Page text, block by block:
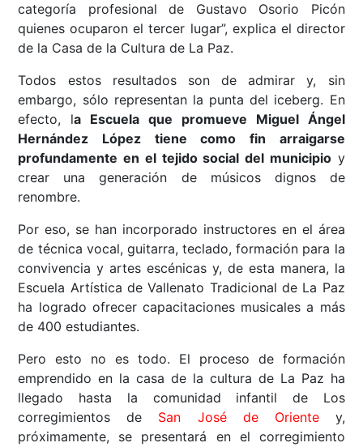
categoría profesional de Gustavo Osorio Picón
quienes ocuparon el tercer lugar”, explica el director
de la Casa de la Cultura de La Paz.
Todos estos resultados son de admirar y, sin
embargo, sólo representan la punta del iceberg. En
efecto, la Escuela que promueve Miguel Ángel
Hernández López tiene como fin arraigarse
profundamente en el tejido social del municipioy
crear una generación de músicos dignos de
renombre.
Por eso, se han incorporado instructores en el área
de técnica vocal, guitarra, teclado, formación para la
convivencia y artes escénicas y, de esta manera, la
Escuela Artística de Vallenato Tradicional de La Paz
ha logrado ofrecer capacitaciones musicales a más
de 400 estudiantes.
Pero esto no es todo. El proceso de formación
emprendido en la casa de la cultura de La Paz ha
llegado hasta la comunidad infantil de Los
corregimientos de San José de Orientey,
próximamente, se presentará en el corregimiento